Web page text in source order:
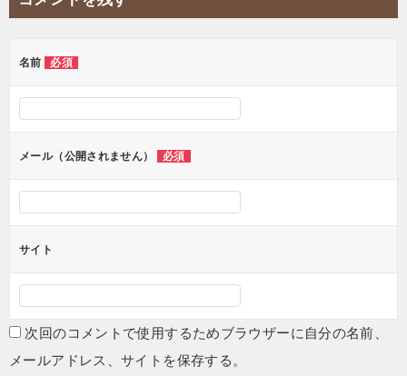
ー
ョ
名前 必須
メール（公開されません） 必須
サイト
次回のコメントで使用するためブラウザーに自分の名前、
メールアドレス、サイトを保存する。